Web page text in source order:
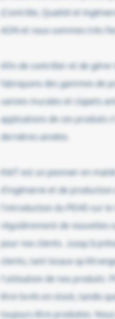
(Contrôle, Qualité et
ADN et nous sommes très
Afin de contrôler et de gérer
fabriquons des gammes de
vannes murales et clapets
applications de ces produits
dernières années.
KWT est un pionnier en
d’ingénierie et de
l’introduction du PEHD sur
régulièrement de nouvelles
pour nos clients. Jusqu’à
clients, tant locaux
l’utilisation de nos
être livrés en stock, tandis
toujours être produites.